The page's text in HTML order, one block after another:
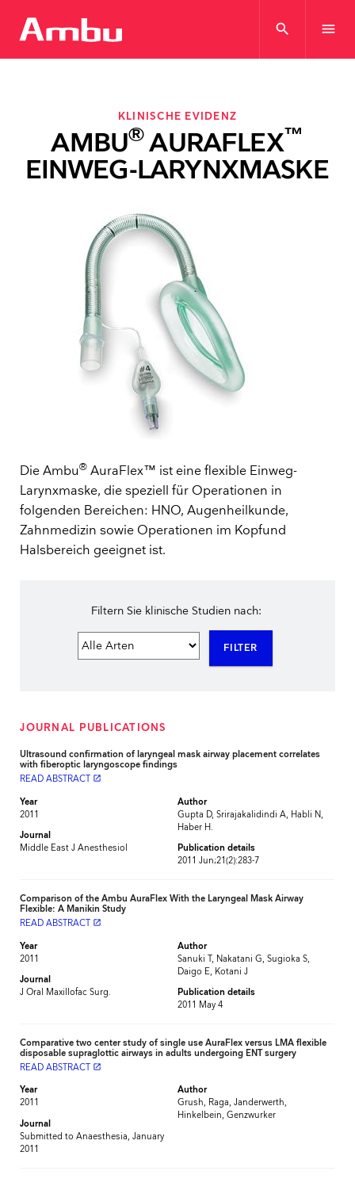
search menu
KLINISCHE EVIDENZ
AMBU®AURAFLEX™
EINWEG-LARYNXMASKE
Die Ambu® AuraFlex™ ist eine flexible Einweg-
Larynxmaske, die speziell für Operationen in
folgenden Bereichen: HNO, Augenheilkunde,
Zahnmedizin sowie Operationen im Kopfund
Halsbereich geeignet ist.
Filtern Sie klinische Studien nach:
FILTER
JOURNAL PUBLICATIONS
Ultrasound confirmation of laryngeal mask airway placement correlates
with fiberoptic laryngoscope findings
READ ABSTRACT
launch
Year
2011
Journal
Middle East J Anesthesiol
Author
Gupta D, Srirajakalidindi A, Habli N,
Haber H.
Publication details
2011 Jun;21(2):283-7
Comparison of the Ambu AuraFlex With the Laryngeal Mask Airway
Flexible: A Manikin Study
READ ABSTRACT
launch
Year
2011
Journal
J Oral Maxillofac Surg.
Author
Sanuki T, Nakatani G, Sugioka S,
Daigo E, Kotani J
Publication details
2011 May 4
Comparative two center study of single use AuraFlex versus LMA flexible
disposable supraglottic airways in adults undergoing ENT surgery
READ ABSTRACT launch
Year
2011
Journal
Submitted to Anaesthesia, January
2011
Author
Grush, Raga, Janderwerth,
Hinkelbein, Genzwurker